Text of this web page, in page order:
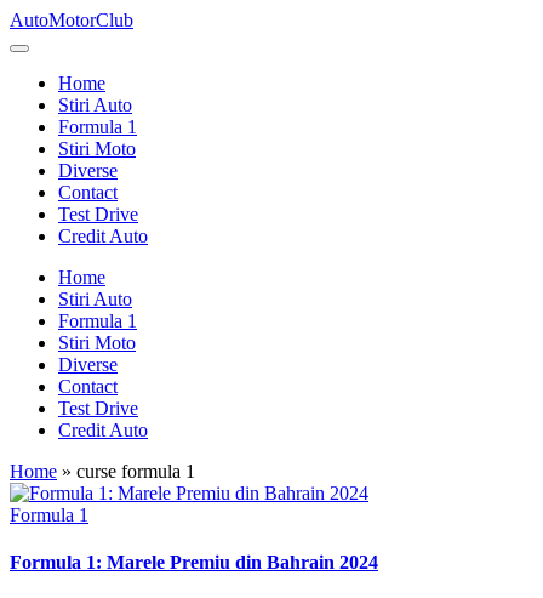
Skip
to
AutoMotorClub
Totul
masini
pasionatii
masini
Home
Stiri Auto
Formula 1
Stiri Moto
Diverse
Contact
Test Drive
Credit Auto
Home
Stiri Auto
Formula 1
Stiri Moto
Diverse
Contact
Test Drive
Credit Auto
Home » curse formula 1
Posted
Formula 1
Formula 1: Marele Premiu din Bahrain 2024